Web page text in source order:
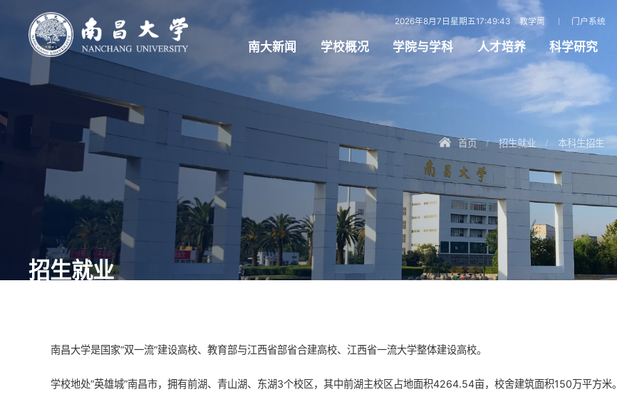
2026年8月7日星期五17:49:44 教学周 门户系统
南大新闻 学校概况 学院与学科 人才培养 科学研究
招生就业
首页 / 招生就业 / 本科生招生
南昌大学是国家“双一流”建设高校、教育部与江西省部省合建高校、江西省一流大学整体建设高校。
学校地处“英雄城”南昌市，拥有前湖、青山湖、东湖3个校区，其中前湖主校区占地面积4264.54亩，校舍建筑面积150万平方米。